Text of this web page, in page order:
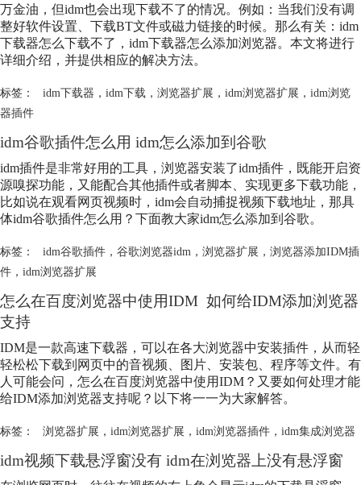
万金油，但idm也会出现下载不了的情况。例如：当我们没有调
整好软件设置、下载BT文件或磁力链接的时候。那么有关：idm
下载器怎么下载不了，idm下载器怎么添加浏览器。本文将进行
详细介绍，并提供相应的解决方法。
标签： idm下载器 ， idm下载 ， 浏览器扩展 ， idm浏览器扩展 ， idm浏览
器插件
idm谷歌插件怎么用 idm怎么添加到谷歌
idm插件是非常好用的工具，浏览器安装了idm插件，既能开启资
源嗅探功能，又能配合其他插件或者脚本、实现更多下载功能，
比如说在观看网页视频时，idm会自动捕捉视频下载地址，那具
体idm谷歌插件怎么用？下面教大家idm怎么添加到谷歌。
标签： idm谷歌插件， 谷歌浏览器idm ， 浏览器扩展 ， 浏览器添加IDM插
件 ， idm浏览器扩展
怎么在百度浏览器中使用IDM 如何给IDM添加浏览器
支持
IDM是一款高速下载器，可以在各大浏览器中安装插件，从而轻
轻松松下载到网页中的音视频、图片、安装包、程序等文件。有
人可能会问，怎么在百度浏览器中使用IDM？又要如何处理才能
给IDM添加浏览器支持呢？以下将一一为大家解答。
标签： 浏览器扩展 ， idm浏览器扩展 ， idm浏览器插件， idm集成浏览器
idm视频下载悬浮窗没有 idm在浏览器上没有悬浮窗